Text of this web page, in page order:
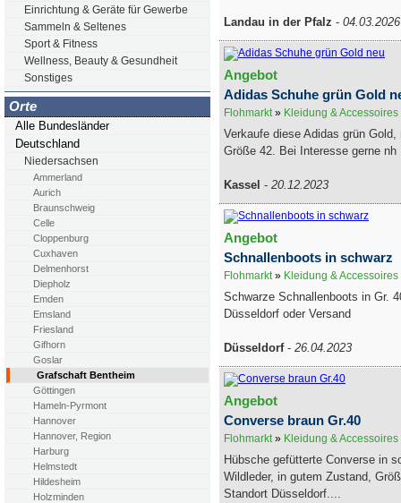
Einrichtung & Geräte für Gewerbe
Sammeln & Seltenes
Sport & Fitness
Wellness, Beauty & Gesundheit
Sonstiges
Orte
Alle Bundesländer
Deutschland
Niedersachsen
Ammerland
Aurich
Braunschweig
Celle
Cloppenburg
Cuxhaven
Delmenhorst
Diepholz
Emden
Emsland
Friesland
Gifhorn
Goslar
Grafschaft Bentheim
Göttingen
Hameln-Pyrmont
Hannover
Hannover, Region
Harburg
Helmstedt
Hildesheim
Holzminden
Landau in der Pfalz - 04.03.2026
Angebot
Adidas Schuhe grün Gold
Flohmarkt» Kleidung & Accessoires
Verkaufe diese Adidas grün
Größe 42. Bei Interesse gerne nh
Kassel - 20.12.2023
Angebot
Schnallenboots in schwarz
Flohmarkt» Kleidung & Accessoires
Schwarze Schnallenboots in Gr.
Düsseldorf oder Versand
Düsseldorf- 26.04.2023
Angebot
Converse braun Gr.40
Flohmarkt» Kleidung & Accessoires
Hübsche gefütterte Converse in
Wildleder, in gutem Zustand,
Standort Düsseldorf....